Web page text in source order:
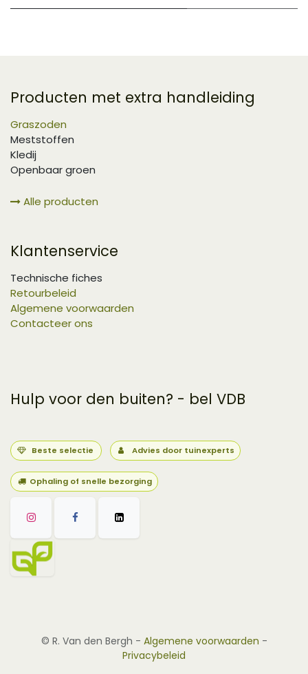
Producten met extra handleiding
Graszoden
Meststoffen
Kledij
Openbaar groen
Alle producten
Klantenservice
Technische fiches
Retourbeleid
Algemene voorwaarden
Contacteer ons
Hulp voor den buiten? - bel VDB
Beste selectie Advies door tuinexperts
Ophaling of snelle bezorging
© R. Van den Bergh - Algemene voorwaarden -
Privacybeleid